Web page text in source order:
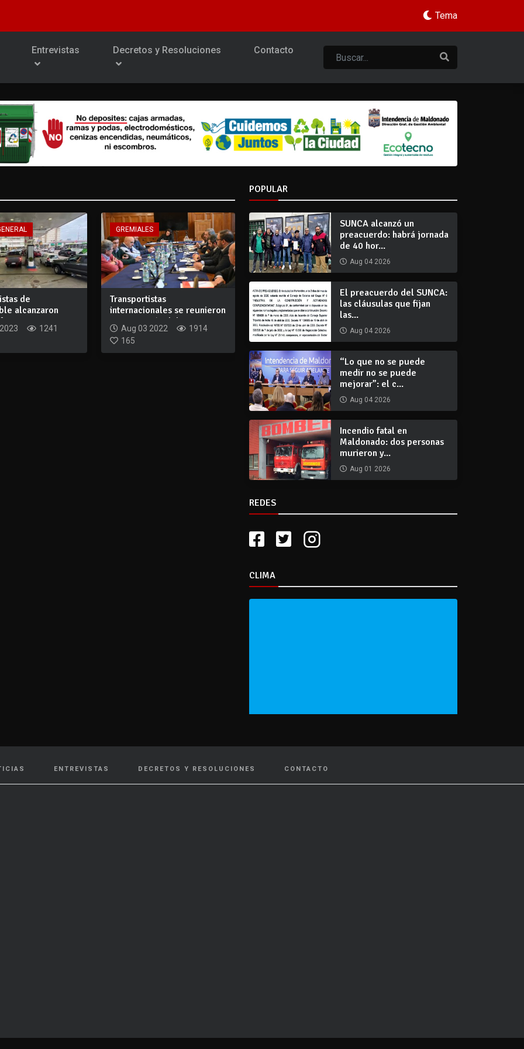
Tema
Entrevistas Decretos y Resoluciones Contacto
de
alcanzaron
a...
1241
GREMIALES
Transportistas
internacionales se reunieron
con comisión del...
Aug 03 2022
1914
165
POPULAR
SUNCA alcanzó un
preacuerdo: habrá jornada
de 40 hor...
Aug 04 2026
El preacuerdo del SUNCA:
las cláusulas que fijan
las...
Aug 04 2026
“Lo que no se puede
medir no se puede
mejorar”: el c...
Aug 04 2026
Incendio fatal en
Maldonado: dos personas
murieron y...
Aug 01 2026
REDES
CLIMA
ENTREVISTAS DECRETOS Y RESOLUCIONES CONTACTO